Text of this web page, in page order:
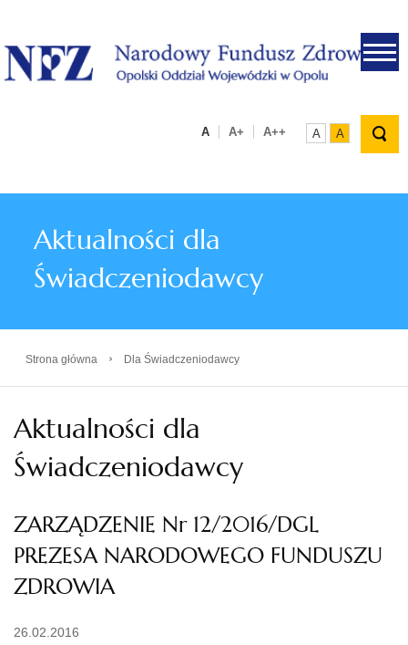
.
A A+ A++ A A
Aktualności dla
Świadczeniodawcy
Strona główna › Dla Świadczeniodawcy
Aktualności dla
Świadczeniodawcy
ZARZĄDZENIE Nr 12/2016/DGL
PREZESA NARODOWEGO FUNDUSZU
ZDROWIA
26.02.2016